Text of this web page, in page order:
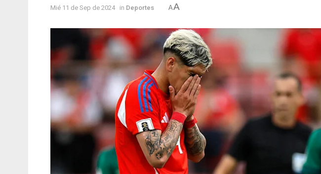
Mié 11 de Sep de 2024 in Deportes AA